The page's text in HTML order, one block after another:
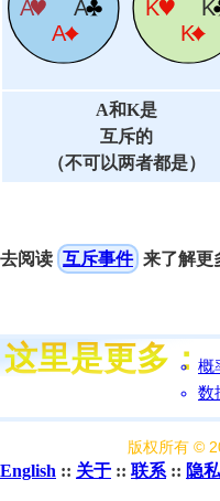
A和K是
互斥的
（不可以两者都是）
去阅读 互斥事件 来了解更
概
数
版权所有 ©
English :: 关于 :: 联系 :: 隐私